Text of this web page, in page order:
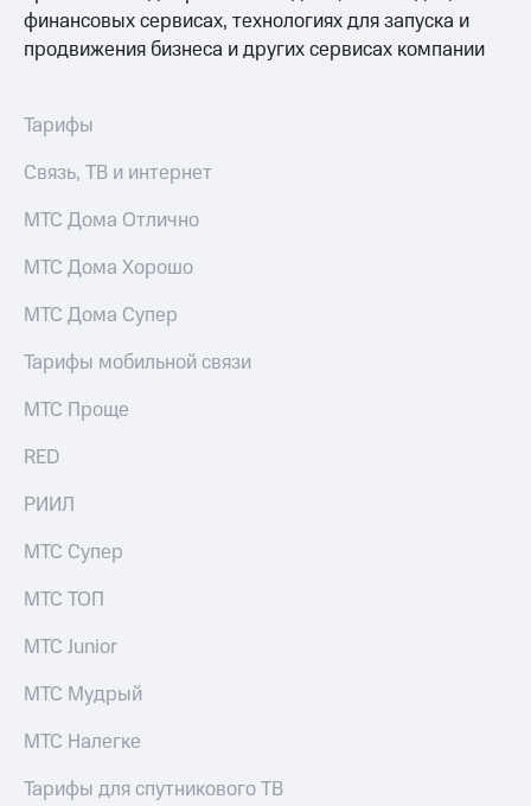
финансовых сервисах, технологиях для запуска и
продвижения бизнеса и других сервисах компании
Тарифы
Связь, ТВ и интернет
МТС Дома Отлично
МТС Дома Хорошо
МТС Дома Супер
Тарифы мобильной связи
МТС Проще
RED
РИИЛ
МТС Супер
МТС ТОП
МТС Junior
МТС Мудрый
МТС Налегке
Тарифы для спутникового ТВ